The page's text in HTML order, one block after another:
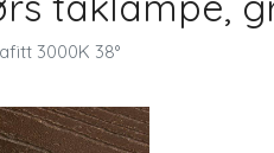
3000K 38°